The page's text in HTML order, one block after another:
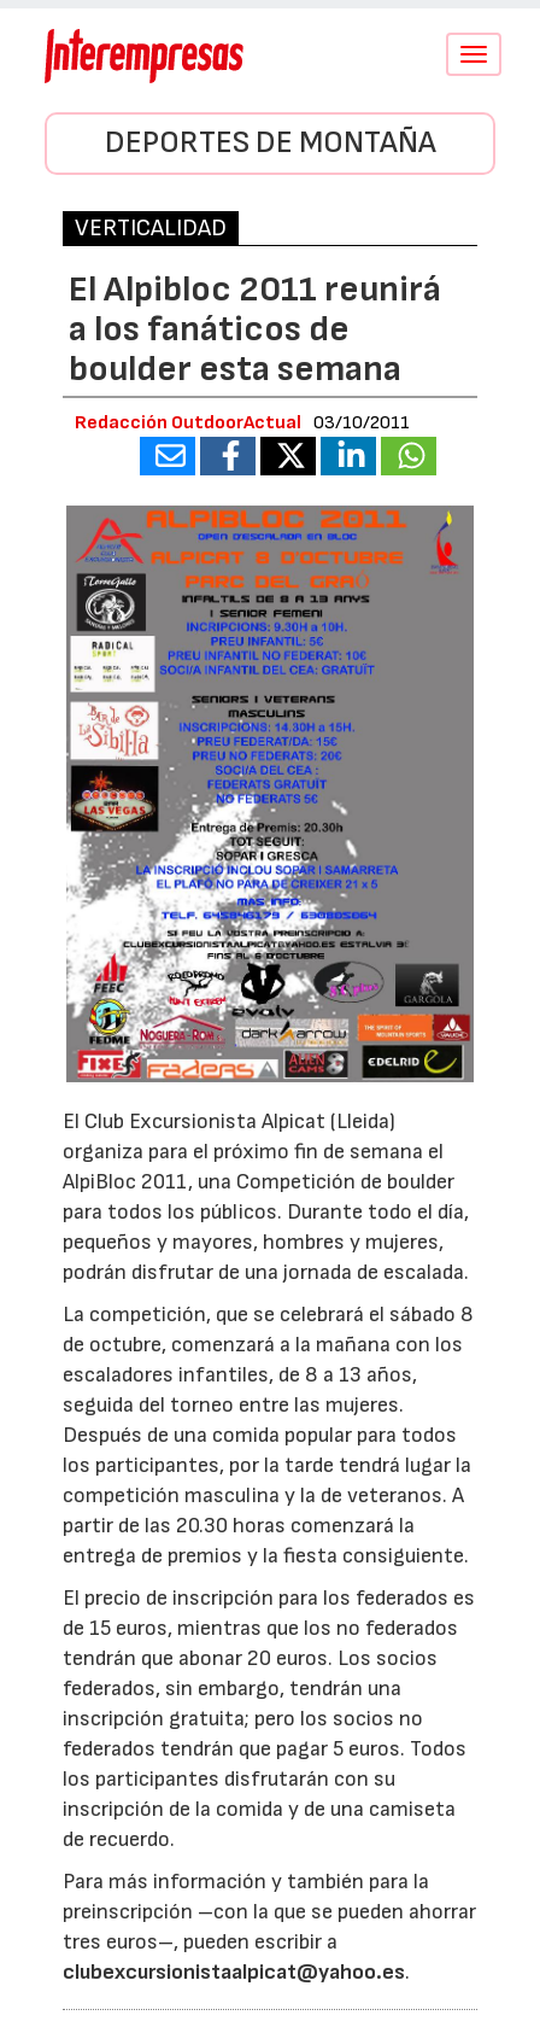
Conmutar
DEPORTES DE MONTAÑA
VERTICALIDAD
El Alpibloc 2011 reunirá
a los fanáticos de
boulder esta semana
Redacción OutdoorActual 03/10/2011
El Club Excursionista Alpicat (Lleida)
organiza para el próximo fin de semana el
AlpiBloc 2011, una Competición de boulder
para todos los públicos. Durante todo el día,
pequeños y mayores, hombres y mujeres,
podrán disfrutar de una jornada de escalada.
La competición, que se celebrará el sábado 8
de octubre, comenzará a la mañana con los
escaladores infantiles, de 8 a 13 años,
seguida del torneo entre las mujeres.
Después de una comida popular para todos
los participantes, por la tarde tendrá lugar la
competición masculina y la de veteranos. A
partir de las 20.30 horas comenzará la
entrega de premios y la fiesta consiguiente.
El precio de inscripción para los federados es
de 15 euros, mientras que los no federados
tendrán que abonar 20 euros. Los socios
federados, sin embargo, tendrán una
inscripción gratuita; pero los socios no
federados tendrán que pagar 5 euros. Todos
los participantes disfrutarán con su
inscripción de la comida y de una camiseta
de recuerdo.
Para más información y también para la
preinscripción –con la que se pueden ahorrar
tres euros–, pueden escribir a
clubexcursionistaalpicat@yahoo.es.